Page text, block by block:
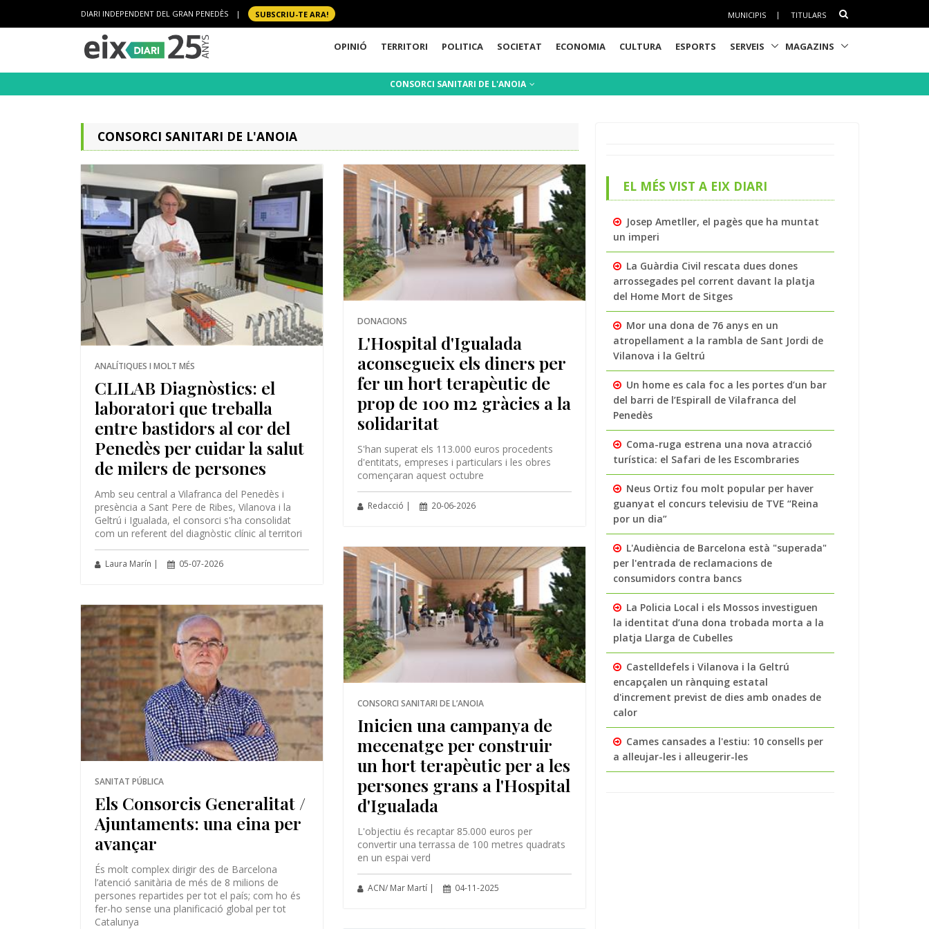
DIARI INDEPENDENT DEL GRAN PENEDÈS | SUBSCRIU-TE ARA! MUNICIPIS | TITULARS
OPINIÓ TERRITORI POLITICA SOCIETAT ECONOMIA CULTURA ESPORTS SERVEIS MAGAZINS
CONSORCI SANITARI DE L'ANOIA
CONSORCI SANITARI DE L'ANOIA
ANALÍTIQUES I MOLT MÉS
CLILAB Diagnòstics: el
laboratori que treballa
entre bastidors al cor del
Penedès per cuidar la salut
de milers de persones
Amb seu central a Vilafranca del Penedès i
presència a Sant Pere de Ribes, Vilanova i la
Geltrú i Igualada, el consorci s'ha consolidat
com un referent del diagnòstic clínic al territori
Laura Marín | 05-07-2026
DONACIONS
L'Hospital d'Igualada
aconsegueix els diners per
fer un hort terapèutic de
prop de 100 m2 gràcies a la
solidaritat
S'han superat els 113.000 euros procedents
d'entitats, empreses i particulars i les obres
començaran aquest octubre
Redacció | 20-06-2026
CONSORCI SANITARI DE L’ANOIA
Inicien una campanya de
mecenatge per construir
un hort terapèutic per a les
persones grans a l'Hospital
d'Igualada
L'objectiu és recaptar 85.000 euros per
convertir una terrassa de 100 metres quadrats
en un espai verd
ACN/ Mar Martí | 04-11-2025
SANITAT PÚBLICA
Els Consorcis Generalitat /
Ajuntaments: una eina per
avançar
És molt complex dirigir des de Barcelona
l’atenció sanitària de més de 8 milions de
persones repartides per tot el país; com ho és
fer-ho sense una planificació global per tot
Catalunya
EL MÉS VIST A EIX DIARI
Josep Ametller, el pagès que ha muntat
un imperi
La Guàrdia Civil rescata dues dones
arrossegades pel corrent davant la platja
del Home Mort de Sitges
Mor una dona de 76 anys en un
atropellament a la rambla de Sant Jordi de
Vilanova i la Geltrú
Un home es cala foc a les portes d’un bar
del barri de l’Espirall de Vilafranca del
Penedès
Coma-ruga estrena una nova atracció
turística: el Safari de les Escombraries
Neus Ortiz fou molt popular per haver
guanyat el concurs televisiu de TVE “Reina
por un dia”
L'Audiència de Barcelona està "superada"
per l'entrada de reclamacions de
consumidors contra bancs
La Policia Local i els Mossos investiguen
la identitat d’una dona trobada morta a la
platja Llarga de Cubelles
Castelldefels i Vilanova i la Geltrú
encapçalen un rànquing estatal
d'increment previst de dies amb onades de
calor
Cames cansades a l'estiu: 10 consells per
a alleujar-les i alleugerir-les